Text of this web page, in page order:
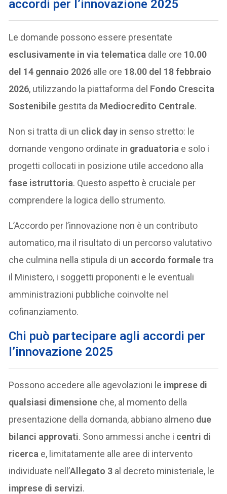
accordi per l’innovazione 2025
Le domande possono essere presentate
esclusivamente in via telematica dalle ore 10.00
del 14 gennaio 2026 alle ore 18.00 del 18 febbraio
2026, utilizzando la piattaforma del Fondo Crescita
Sostenibile gestita da Mediocredito Centrale.
Non si tratta di un click day in senso stretto: le
domande vengono ordinate in graduatoria e solo i
progetti collocati in posizione utile accedono alla
fase istruttoria. Questo aspetto è cruciale per
comprendere la logica dello strumento.
L’Accordo per l’innovazione non è un contributo
automatico, ma il risultato di un percorso valutativo
che culmina nella stipula di un accordo formaletra
il Ministero, i soggetti proponenti e le eventuali
amministrazioni pubbliche coinvolte nel
cofinanziamento.
Chi può partecipare agli accordi per
l’innovazione 2025
Possono accedere alle agevolazioni le imprese di
qualsiasi dimensione che, al momento della
presentazione della domanda, abbiano almeno due
bilanci approvati. Sono ammessi anche i centri di
ricerca e, limitatamente alle aree di intervento
individuate nell’Allegato 3 al decreto ministeriale, le
imprese di servizi.